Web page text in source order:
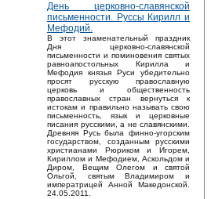
День церковно-славянской
письменности. Руссы Кирилл и
Мефодий.
В этот знаменательный праздник
Дня церковно-славянской
письменности и поминовения святых
равноапостольных Кирилла и
Мефодия князья Руси убедительно
просят русскую православную
церковь и общественность
православных стран вернуться к
истокам и правильно называть свою
письменность, язык и церковные
писания русскими, а не славянскими.
Древняя Русь была финно-угорским
государством, созданным русскими
христианами Рюриком и Игорем,
Кириллом и Мефодием, Аскольдом и
Диром, Вещим Олегом и святой
Ольгой, святым Владимиром и
императрицей Анной Македонской.
24.05.2011.